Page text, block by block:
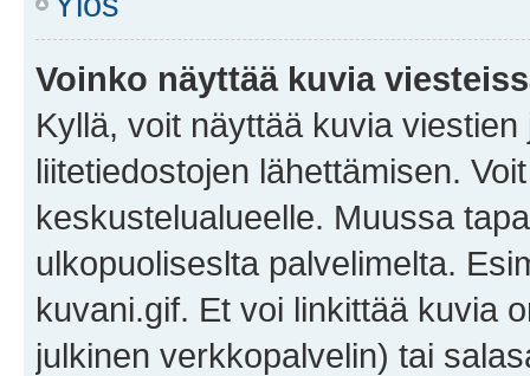
Voinko näyttää kuvia
Kyllä, voit näyttää kuvia
liitetiedostojen lähettämisen.
keskustelualueelle. Muussa
ulkopuoliseslta palvelimelta.
kuvani.gif. Et voi linkittää kuvia
julkinen verkkopalvelin) tai